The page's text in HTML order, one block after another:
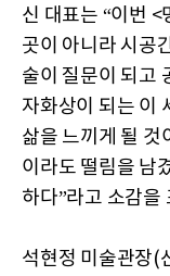
신 대표는 “이번
곳이 아니라 시공
술이 질문이 되고
자화상이 되는 이
삶을 느끼게 될 것
이라도 떨림을 남
하다”라고 소감을
석현정 미술관장(